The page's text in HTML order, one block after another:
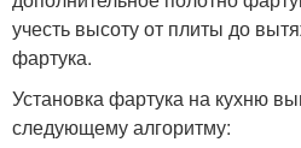
учесть высоту от плиты до
фартука.
Установка фартука на кухню
следующему алгоритму: